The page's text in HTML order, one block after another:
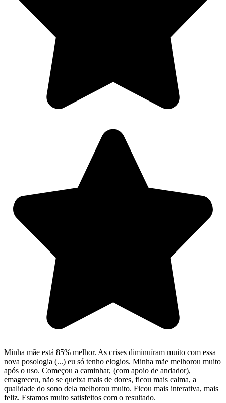
Minha mãe está 85% melhor. As crises diminuíram muito com essa
nova posologia (...) eu só tenho elogios. Minha mãe melhorou muito
após o uso. Começou a caminhar, (com apoio de andador),
emagreceu, não se queixa mais de dores, ficou mais calma, a
qualidade do sono dela melhorou muito. Ficou mais interativa, mais
feliz. Estamos muito satisfeitos com o resultado.